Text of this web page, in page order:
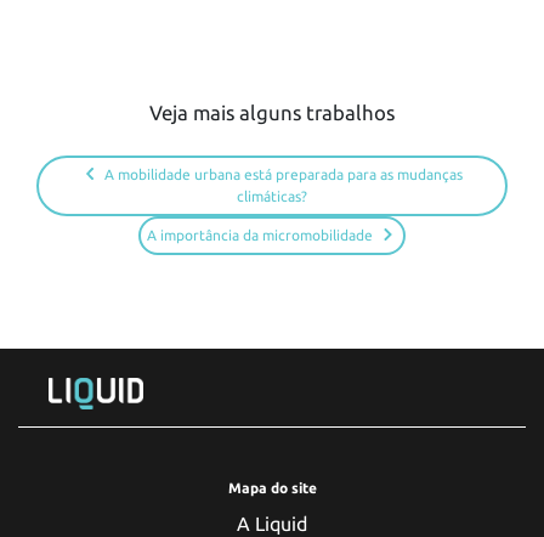
Veja mais alguns trabalhos
A mobilidade urbana está preparada para as mudanças
climáticas?
A importância da micromobilidade
Mapa do site
A Liquid